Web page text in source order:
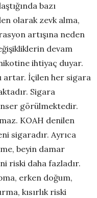
bazı
olarak zevk alma,
artışına neden
devam
ihtiyaç duyar.
artar. İçilen her sigara
Sigara
görülmektedir.
KOAH denilen
sigaradır. Ayrıca
beyin damar
riski daha fazladır.
erken doğum,
kısırlık riski